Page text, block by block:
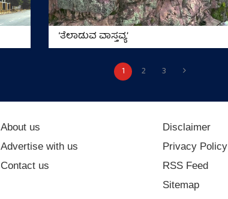
ʻತೆಲಾಡುವ ವಾಸ್ತವ್ಯʼ
1 2 3
About us
Advertise with us
Contact us
Disclaimer
Privacy Policy
RSS Feed
Sitemap